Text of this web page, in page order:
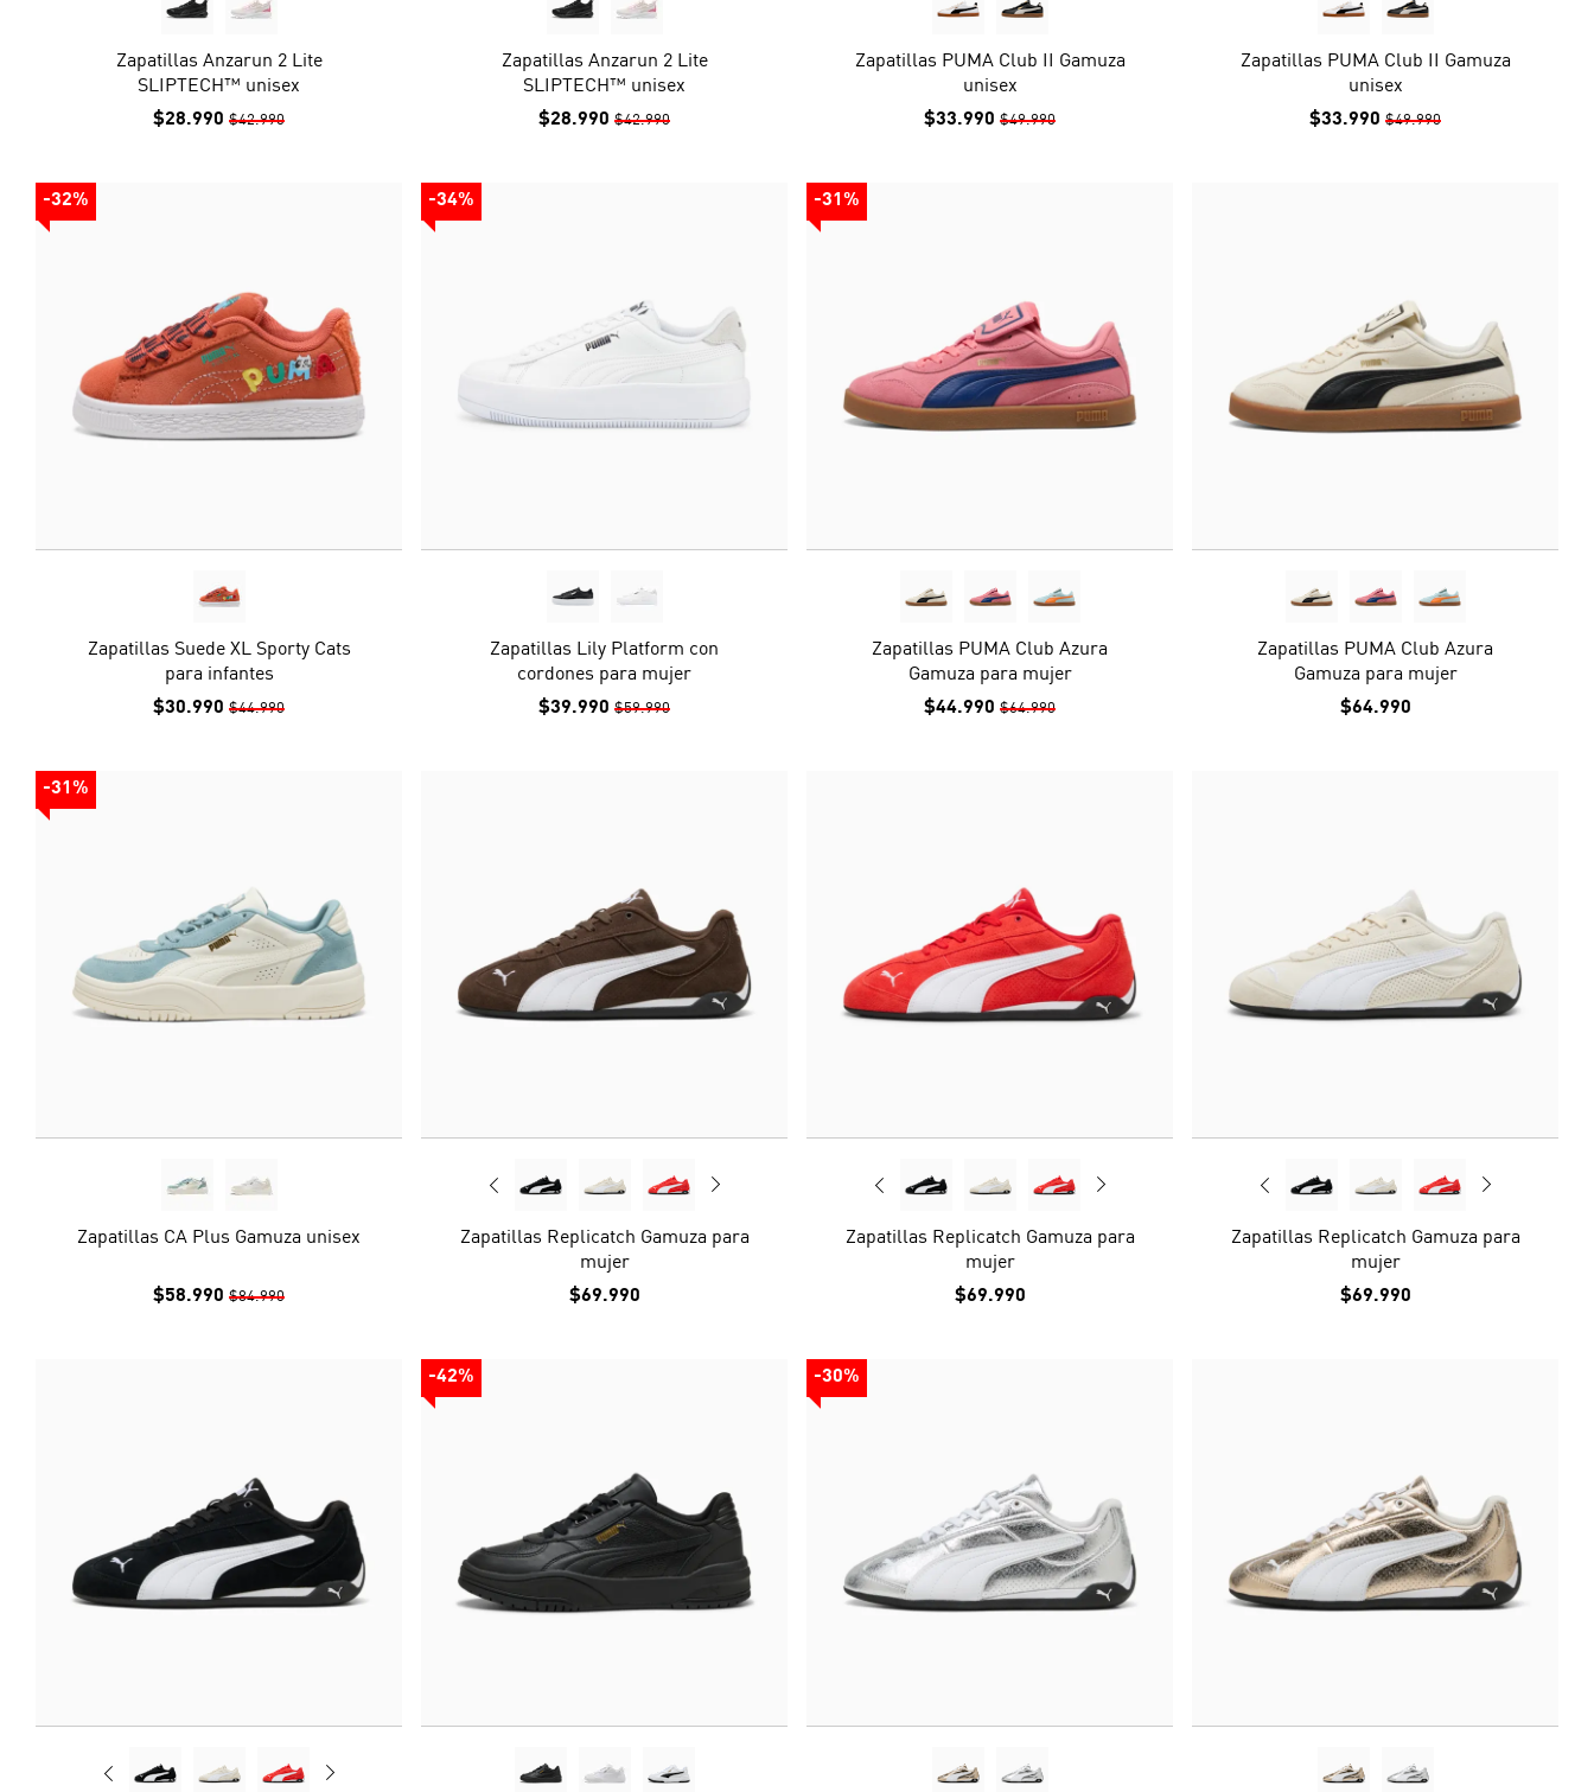
Zapatillas Anzarun 2 Lite
SLIPTECH™ unisex
$28.990 $42.990
Zapatillas Anzarun 2 Lite
SLIPTECH™ unisex
$28.990 $42.990
Zapatillas PUMA Club II Gamuza
unisex
$33.990 $49.990
Zapatillas PUMA Club II Gamuza
unisex
$33.990 $49.990
-32%
Zapatillas Suede XL Sporty Cats
para infantes
$30.990 $44.990
-34%
Zapatillas Lily Platform con
cordones para mujer
$39.990 $59.990
-31%
Zapatillas PUMA Club Azura
Gamuza para mujer
$44.990 $64.990
Zapatillas PUMA Club Azura
Gamuza para mujer
$64.990
-31%
Zapatillas CA Plus Gamuza unisex
$58.990 $84.990
Zapatillas Replicatch Gamuza para
mujer
$69.990
Zapatillas Replicatch Gamuza para
mujer
$69.990
Zapatillas Replicatch Gamuza para
mujer
$69.990
-42% -30%